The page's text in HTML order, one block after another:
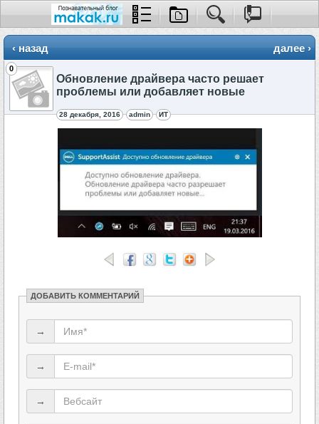
‹ назад далее ›
0
Обновление драйвера часто решает
проблемы или добавляет новые
28 декабря, 2016 admin ИТ
ДОБАВИТЬ КОММЕНТАРИЙ
→
→
→